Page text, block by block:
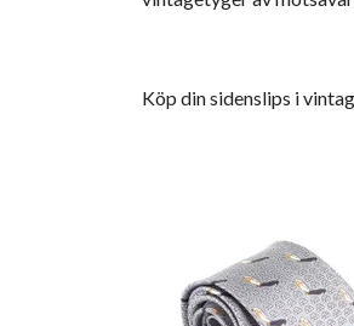
Köp din sidenslips i